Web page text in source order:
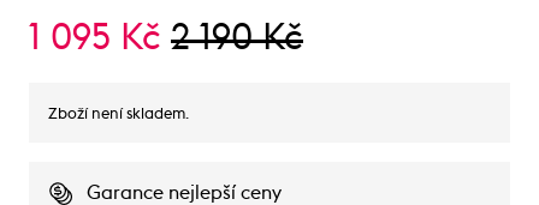
1 095 Kč 2 190 Kč
Zboží není skladem.
Garance nejlepší ceny